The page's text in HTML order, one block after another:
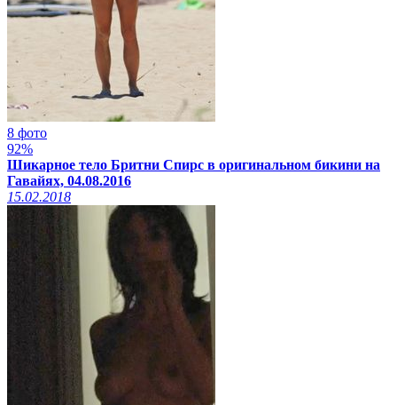
8 фото
92%
Шикарное тело Бритни Спирс в оригинальном бикини на
Гавайях, 04.08.2016
15.02.2018